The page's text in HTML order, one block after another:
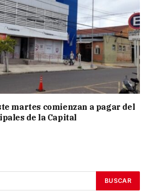
martes comienzan a pagar del
de la Capital